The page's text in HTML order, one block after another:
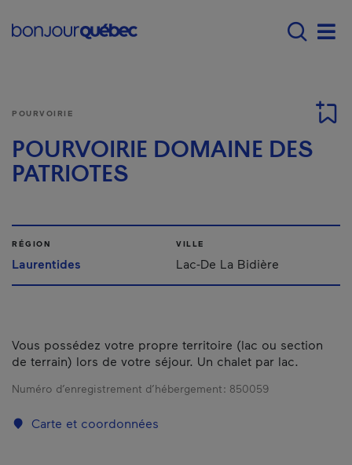
Main navigation -
POURVOIRIE
POURVOIRIE DOMAINE DES
PATRIOTES
RÉGION
Laurentides
VILLE
Lac-De La Bidière
Vous possédez votre propre territoire (lac ou section
de terrain) lors de votre séjour. Un chalet par lac.
Numéro d’enregistrement d’hébergement : 850059
Carte et coordonnées